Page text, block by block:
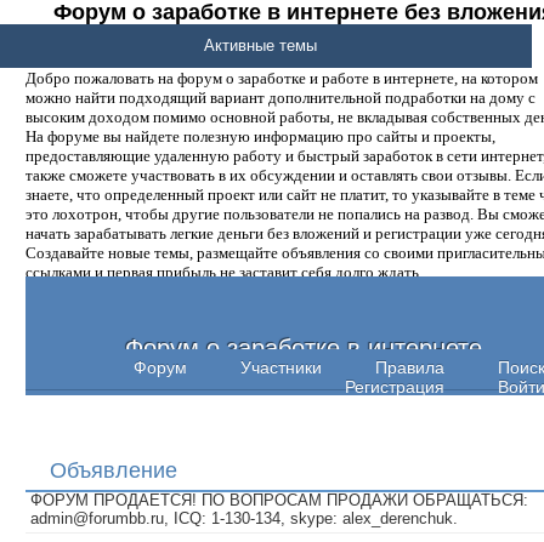
Форум о заработке в интернете без
денег.
Добро пожаловать на форум о заработке и работе в интернете, на котором
можно найти подходящий вариант дополнительной подработки на дому с
высоким доходом помимо основной работы, не вкладывая собственных
На форуме вы найдете полезную информацию про сайты и проекты,
предоставляющие удаленную работу и быстрый заработок в сети
также сможете участвовать в их обсуждении и оставлять свои отзывы.
знаете, что определенный проект или сайт не платит, то указывайте в теме
это лохотрон, чтобы другие пользователи не попались на развод. Вы
начать зарабатывать легкие деньги без вложений и регистрации уже
Создавайте новые темы, размещайте объявления со своими
ссылками и первая прибыль не заставит себя долго ждать.
Форум о заработке в интернете
Форум Участники Правила
Поиск
Регистрация
Войти
Активные темы
Объявление
ФОРУМ ПРОДАЕТСЯ! ПО ВОПРОСАМ ПРОДАЖИ ОБРАЩАТЬСЯ:
admin@forumbb.ru, ICQ: 1-130-134, skype: alex_derenchuk.